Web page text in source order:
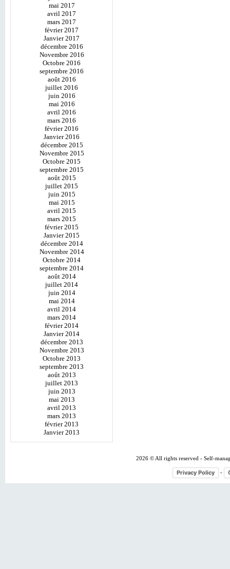
mai 2017
avril 2017
mars 2017
février 2017
Janvier 2017
décembre 2016
Novembre 2016
Octobre 2016
septembre 2016
août 2016
juillet 2016
juin 2016
mai 2016
avril 2016
mars 2016
février 2016
Janvier 2016
décembre 2015
Novembre 2015
Octobre 2015
septembre 2015
août 2015
juillet 2015
juin 2015
mai 2015
avril 2015
mars 2015
février 2015
Janvier 2015
décembre 2014
Novembre 2014
Octobre 2014
septembre 2014
août 2014
juillet 2014
juin 2014
mai 2014
avril 2014
mars 2014
février 2014
Janvier 2014
décembre 2013
Novembre 2013
Octobre 2013
septembre 2013
août 2013
juillet 2013
juin 2013
mai 2013
avril 2013
mars 2013
février 2013
Janvier 2013
2026 © All rights reserved - Self-
Privacy Policy -